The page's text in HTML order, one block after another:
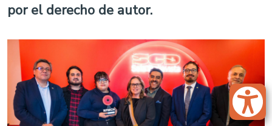
por el derecho de autor.